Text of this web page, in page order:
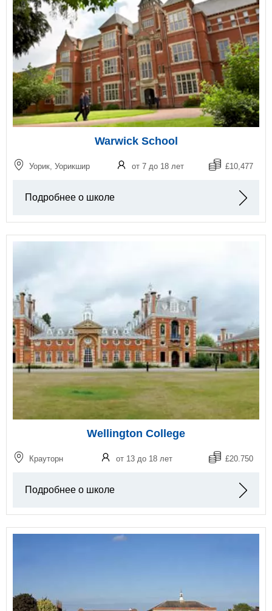
Warwick School
Уорик, Уорикшир от 7 до 18 лет £10,477
Подробнее о школе
Wellington College
Крауторн от 13 до 18 лет £20.750
Подробнее о школе